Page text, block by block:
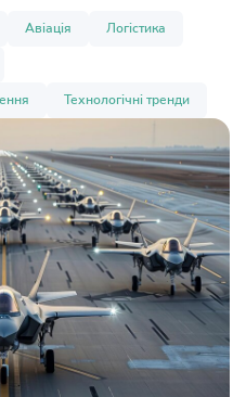
Авіація Логістика
Технологічні тренди